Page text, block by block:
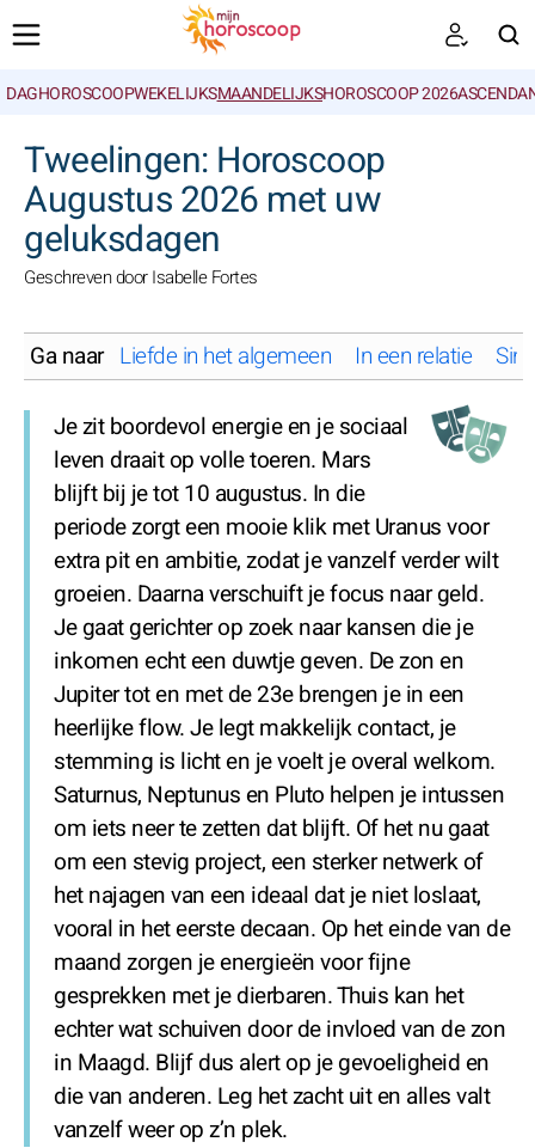
DAGHOROSCOOPWEKELIJKSMAANDELIJKSHOROSCOOP 2026
Tweelingen: Horoscoop
Augustus 2026 met uw
geluksdagen
Geschreven door Isabelle Fortes
Ga naar Liefde in het algemeen In een relatie
Je zit boordevol energie en je sociaal
leven draait op volle toeren. Mars
blijft bij je tot 10 augustus. In die
periode zorgt een mooie klik met Uranus voor
extra pit en ambitie, zodat je vanzelf verder wilt
groeien. Daarna verschuift je focus naar geld.
Je gaat gerichter op zoek naar kansen die je
inkomen echt een duwtje geven. De zon en
Jupiter tot en met de 23e brengen je in een
heerlijke flow. Je legt makkelijk contact, je
stemming is licht en je voelt je overal welkom.
Saturnus, Neptunus en Pluto helpen je intussen
om iets neer te zetten dat blijft. Of het nu gaat
om een stevig project, een sterker netwerk of
het najagen van een ideaal dat je niet loslaat,
vooral in het eerste decaan. Op het einde van de
maand zorgen je energieën voor fijne
gesprekken met je dierbaren. Thuis kan het
echter wat schuiven door de invloed van de zon
in Maagd. Blijf dus alert op je gevoeligheid en
die van anderen. Leg het zacht uit en alles valt
vanzelf weer op z’n plek.